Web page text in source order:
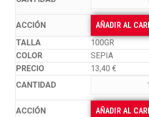
AÑADIR AL
100GR
SEPIA
13,40 €
AÑADIR AL